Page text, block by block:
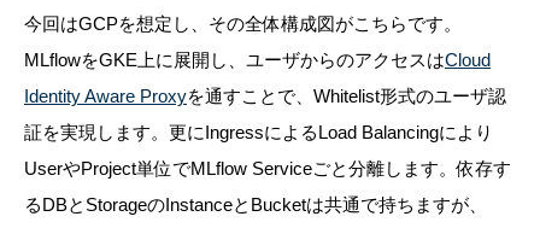
今回はGCPを想定し、その全体構成図がこちらです。
MLflowをGKE上に展開し、ユーザからのアクセスはCloud
Identity Aware Proxyを通すことで、Whitelist形式のユーザ認
証を実現します。更にIngressによるLoad Balancingにより
UserやProject単位でMLflow Serviceごと分離します。依存す
るDBとStorageのInstanceとBucketは共通で持ちますが、